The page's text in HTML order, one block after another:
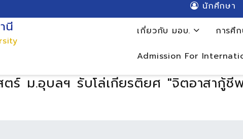
นักศึกษา
นี เกี่ยวกับ มอบ. การศึ
Admission For
ร์ ม.อุบลฯ รับโล่เกียรติยศ "จิตอาสากู้ชี